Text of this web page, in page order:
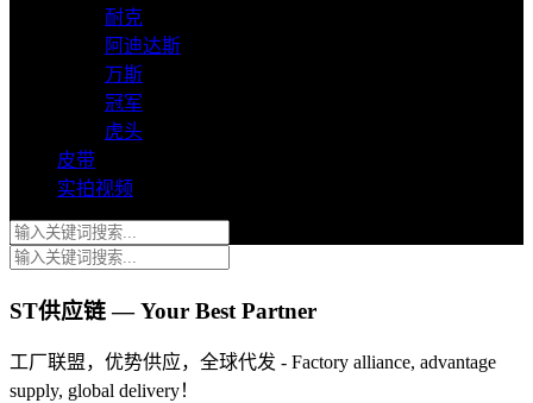
耐克
阿迪达斯
万斯
冠军
虎头
皮带
实拍视频
ST供应链 — Your Best Partner
工厂联盟，优势供应，全球代发 - Factory alliance, advantage
supply, global delivery！